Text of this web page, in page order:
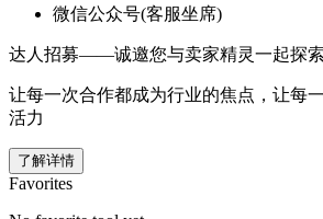
微信公众号(客服坐席)
达人招募——诚邀您与卖家精灵一起探
让每一次合作都成为行业的焦点，让每
活力
了解详情
Favorites